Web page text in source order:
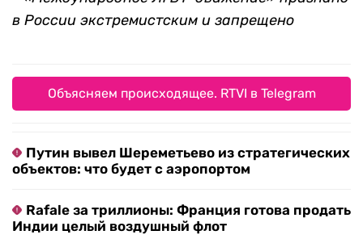
в России экстремистским и запрещено
Объясняем происходящее. RTVI в Telegram
Путин вывел Шереметьево из стратегических
объектов: что будет с аэропортом
Rafale за триллионы: Франция готова продать
Индии целый воздушный флот